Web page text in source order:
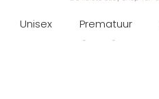
Unisex Prematuur